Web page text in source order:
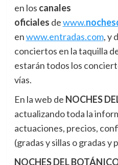
en los canales
oficiales dewww.
enwww.entradas.com, y
conciertos en la taquilla
estarán todos los
vías.
En la web de NOCHES
actualizando toda la
actuaciones, precios,
(gradas y sillas o gradas y
NOCHES DEL